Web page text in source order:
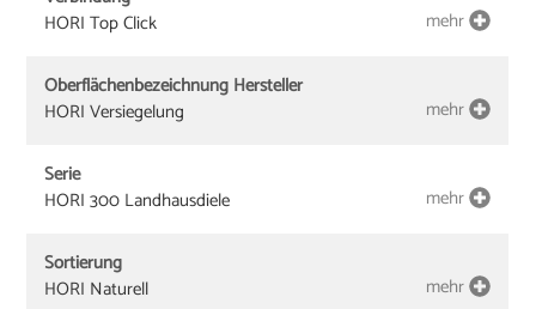
HORI Top Click
mehr
Oberflächenbezeichnung Hersteller
HORI Versiegelung
mehr
Serie
HORI 300 Landhausdiele
mehr
Sortierung
HORI Naturell
mehr